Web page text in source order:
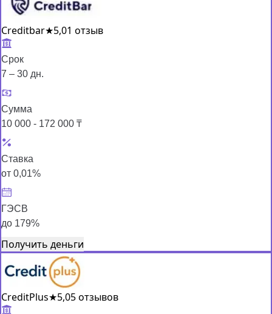
Creditbar★5,01 отзыв
Срок
7 – 30 дн.
Сумма
10 000 - 172 000 ₸
Ставка
от 0,01%
ГЭСВ
до 179%
Получить деньги
CreditPlus★5,05 отзывов